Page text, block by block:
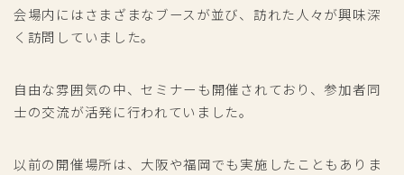
会場内にはさまざまなブースが並び、訪れた人々が興味深
く訪問していました。
自由な雰囲気の中、セミナーも開催されており、参加者同
士の交流が活発に行われていました。
以前の開催場所は、大阪や福岡でも実施したこともありま